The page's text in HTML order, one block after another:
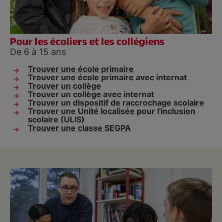
Pour les écoliers et les collégiens
De 6 à 15 ans
Trouver une école primaire
Trouver une école primaire avec internat
Trouver un collège
Trouver un collège avec internat
Trouver un dispositif de raccrochage scolaire
Trouver une Unité localisée pour l'inclusion
scolaire (ULIS)
Trouver une classe SEGPA